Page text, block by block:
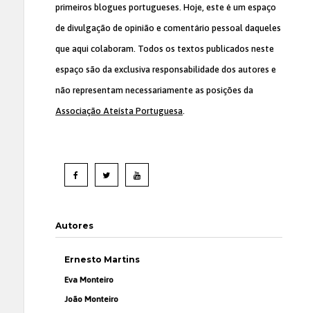
primeiros blogues portugueses. Hoje, este é um espaço
de divulgação de opinião e comentário pessoal daqueles
que aqui colaboram. Todos os textos publicados neste
espaço são da exclusiva responsabilidade dos autores e
não representam necessariamente as posições da
Associação Ateísta Portuguesa.
Autores
Ernesto Martins
Eva Monteiro
João Monteiro